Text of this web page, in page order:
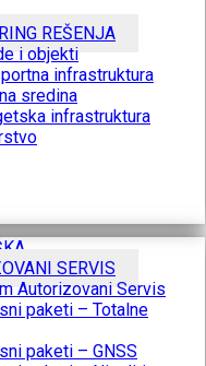
REŠENJA
i objekti
infrastruktura
sredina
infrastruktura
SERVIS
Autorizovani Servis
paketi – Totalne
paketi – GNSS